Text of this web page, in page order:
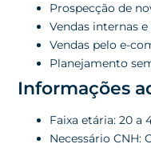
Prospecção de
Vendas internas e
Vendas pelo e-
Planejamento
Informações
Faixa etária: 20 a
Necessário CNH: